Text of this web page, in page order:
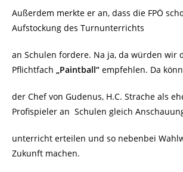
Außerdem merkte er an, dass die FPÖ
Aufstockung des Turnunterrichts
an Schulen fordere. Na ja, da würden wir
Pflichtfach „Paintball“ empfehlen. Da
der Chef von Gudenus, H.C. Strache als
Profispieler an Schulen gleich
unterricht erteilen und so nebenbei
Zukunft machen.